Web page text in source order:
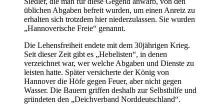
üblichen Abgaben befreit wurden, um einen Anreiz zu
erhalten sich trotzdem hier niederzulassen. Sie wurden
„Hannoverische Freie“ genannt.
Die Lehensfreiheit endete mit dem 30jährigen Krieg.
Seit dieser Zeit gibt es „Hebelisten“, in denen
verzeichnet war, wer welche Abgaben und Dienste zu
leisten hatte. Später versicherte der König von
Hannover die Höfe gegen Feuer, aber nicht gegen
Wasser. Die Bauern griffen deshalb zur Selbsthilfe und
gründeten den „Deichverband Norddeutschland“.